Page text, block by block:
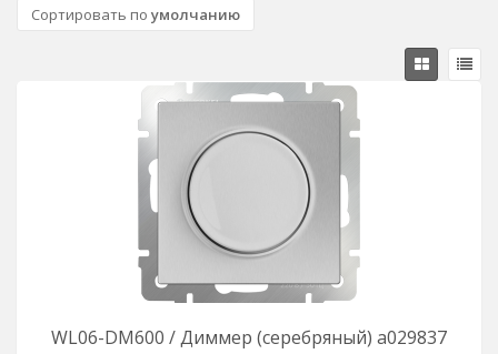
Сортировать по умолчанию
WL06-DM600 / Диммер (серебряный) a029837